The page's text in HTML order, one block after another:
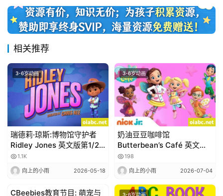
文
动
画
动
画
荐
热
门
专
登录 注册
相关推荐
3-6岁动画
瑞德莉·琼斯:博物馆守护者
Ridley Jones 英文版第1/2
季全22集英语字幕高清
1080P下载
1.1K
向上的小雨 2026-05-18
3-6岁动画
奶油豆豆咖啡馆
Butterbean’s Café 英文版
全40集英语中字高清1080P
视频MP4下载
198
向上的小雨 2026-07-04
3-6岁动画
CBeebies教育节目: 萌宠与
3-6岁动画